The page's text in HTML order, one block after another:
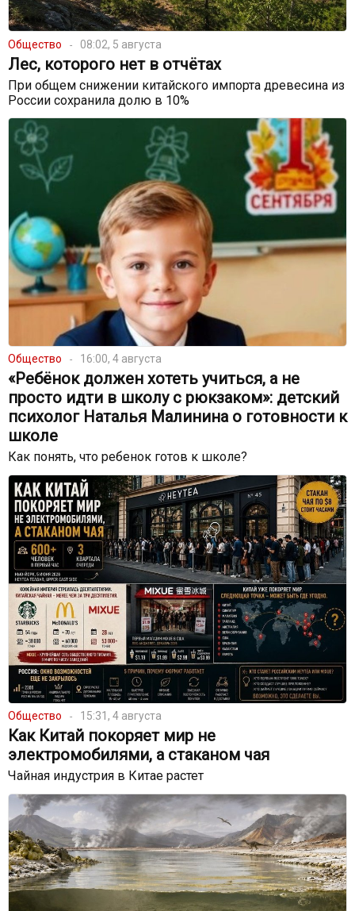
Общество 08:02, 5 августа
Лес, которого нет в отчётах
При общем снижении китайского импорта древесина из
России сохранила долю в 10%
Общество 16:00, 4 августа
«Ребёнок должен хотеть учиться, а не
просто идти в школу с рюкзаком»: детский
психолог Наталья Малинина о готовности к
школе
Как понять, что ребенок готов к школе?
Общество 15:31, 4 августа
Как Китай покоряет мир не
электромобилями, а стаканом чая
Чайная индустрия в Китае растет